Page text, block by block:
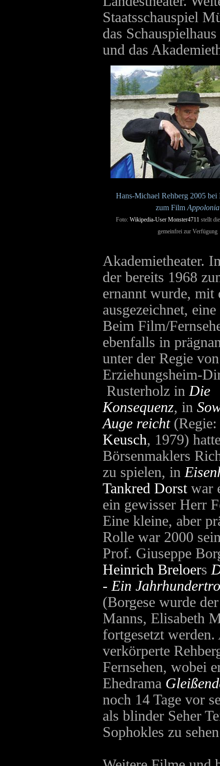
Staatsschauspiel
das
und das
Hans-Michael Rehberg 2005 bei
zum Film Appolonia
Foto: Wikipedia-User Monster4711stellt
gemeinfrei zur Verfügung
Akademietheater.
der bereits 1968
ernannt wurde,
ausgezeichnet,
Beim Film/
ebenfalls in
unter der Regie
Erziehungsheim-
Rusterholz in Die
Konsequenz, in
Auge reicht(Regie:
Keusch, 1979)
Börsenmaklers
zu spielen, in
Tankred Dorstwar
ein gewisser Herr
Eine kleine, aber
Rolle war 2000
Prof. Giuseppe
Heinrich Breloers
- Ein
(Borgese wurde
Manns, Elisabeth
fortgesetzt
verkörperte
Fernsehen, wobei
Ehedrama
noch 14 Tage vor
als blinder Seher
Sophokles zu